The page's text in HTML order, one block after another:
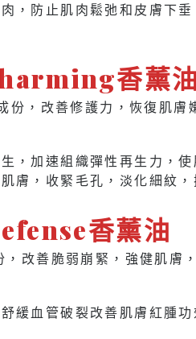
，防止肌肉鬆弛和皮膚下
香薰油
份，改善修護力，恢復肌膚
，加速組織彈性再生力，使
膚，收緊毛孔，淡化細紋
香薰油
改善脆弱崩緊，強健肌膚
緩血管破裂改善肌膚紅腫